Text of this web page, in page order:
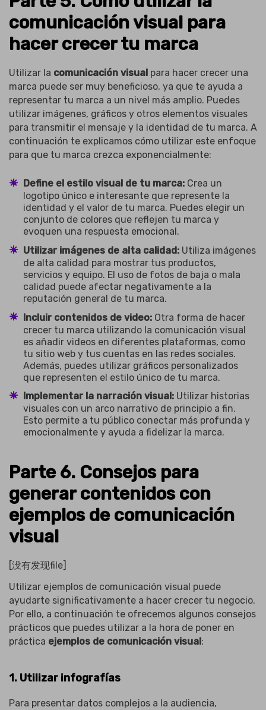
comunicación visual para
hacer crecer tu marca
Utilizar la comunicación visual para hacer crecer una
marca puede ser muy beneficioso, ya que te ayuda a
representar tu marca a un nivel más amplio. Puedes
utilizar imágenes, gráficos y otros elementos visuales
para transmitir el mensaje y la identidad de tu marca. A
continuación te explicamos cómo utilizar este enfoque
para que tu marca crezca exponencialmente:
Define el estilo visual de tu marca: Crea un
logotipo único e interesante que represente la
identidad y el valor de tu marca. Puedes elegir un
conjunto de colores que reflejen tu marca y
evoquen una respuesta emocional.
Utilizar imágenes de alta calidad: Utiliza imágenes
de alta calidad para mostrar tus productos,
servicios y equipo. El uso de fotos de baja o mala
calidad puede afectar negativamente a la
reputación general de tu marca.
Incluir contenidos de video: Otra forma de hacer
crecer tu marca utilizando la comunicación visual
es añadir videos en diferentes plataformas, como
tu sitio web y tus cuentas en las redes sociales.
Además, puedes utilizar gráficos personalizados
que representen el estilo único de tu marca.
Implementar la narración visual: Utilizar historias
visuales con un arco narrativo de principio a fin.
Esto permite a tu público conectar más profunda y
emocionalmente y ayuda a fidelizar la marca.
Parte 6. Consejos para
generar contenidos con
ejemplos de comunicación
visual
[没有发现file]
Utilizar ejemplos de comunicación visual puede
ayudarte significativamente a hacer crecer tu negocio.
Por ello, a continuación te ofrecemos algunos consejos
prácticos que puedes utilizar a la hora de poner en
práctica ejemplos de comunicación visual:
1. Utilizar infografías
Para presentar datos complejos a la audiencia,